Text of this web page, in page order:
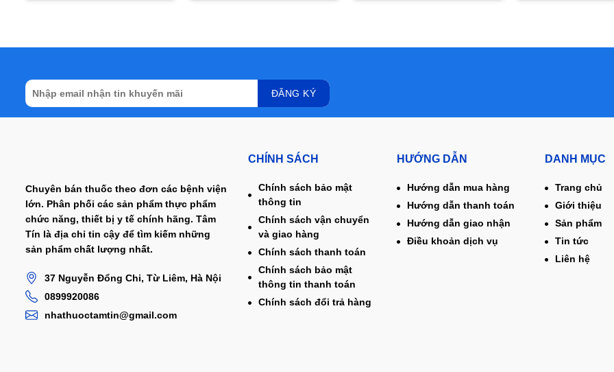
Chuyên bán thuốc theo đơn các bệnh viện
lớn. Phân phối các sản phẩm thực phẩm
chức năng, thiết bị y tế chính hãng. Tâm
Tín là địa chỉ tin cậy để tìm kiếm những
sản phẩm chất lượng nhất.
37 Nguyễn Đổng Chi, Từ Liêm, Hà Nội
0899920086
nhathuoctamtin@gmail.com
CHÍNH SÁCH
Chính sách bảo mật
thông tin
Chính sách vận chuyển
và giao hàng
Chính sách thanh toán
Chính sách bảo mật
thông tin thanh toán
Chính sách đổi trả hàng
HƯỚNG DẪN
Hướng dẫn mua hàng
Hướng dẫn thanh toán
Hướng dẫn giao nhận
Điều khoản dịch vụ
DANH MỤC
Trang chủ
Giới thiệu
Sản phẩm
Tin tức
Liên hệ